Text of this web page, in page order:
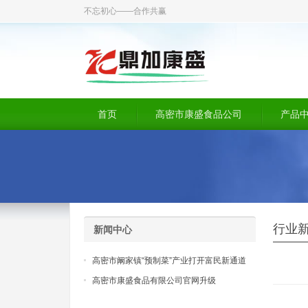
不忘初心——合作共赢
首页 高密市康盛食品公司 产品
行业
新闻中心
高密市阚家镇“预制菜”产业打开富民新通道
高密市康盛食品有限公司官网升级